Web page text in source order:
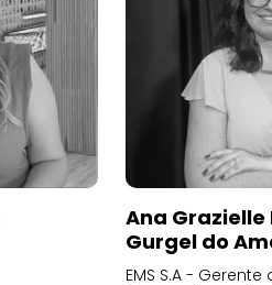
Ana
Gurgel do
EMS S.A -